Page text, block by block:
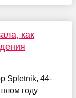
как
Spletnik, 44-
году